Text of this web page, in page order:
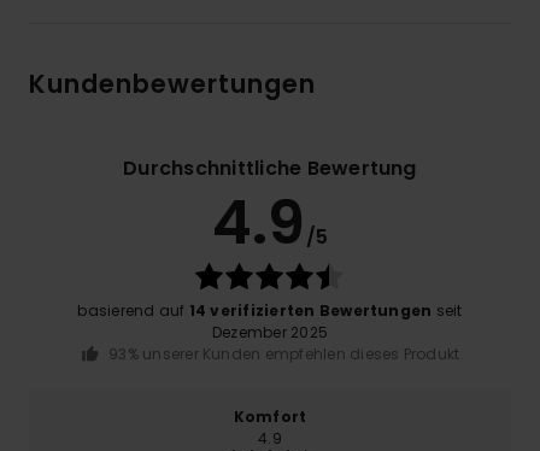
Kundenbewertungen
Durchschnittliche Bewertung
4.9 /5
basierend auf 14 verifizierten Bewertungen seit
Dezember 2025
93% unserer Kunden empfehlen dieses Produkt
Komfort
4.9